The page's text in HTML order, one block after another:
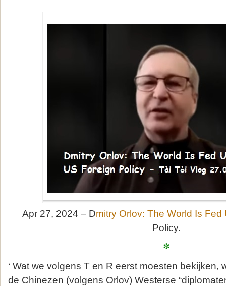
Apr 27, 2024 – Dmitry Orlov: The World Is Fed
Policy.
*
‘ Wat we volgens T en R eerst moesten bekijken,
de Chinezen (volgens Orlov) Westerse